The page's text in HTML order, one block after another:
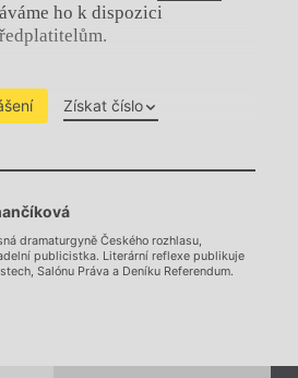
ho k dispozici
Získat číslo
Chviličku.
Načítá se.
dramaturgyně Českého rozhlasu,
publicistka. Literární reflexe publikuje
Salónu Práva a Deníku Referendum.